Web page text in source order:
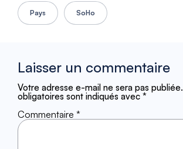
Pays SoHo
Laisser un commentaire
Votre adresse e-mail ne sera pas publiée.
obligatoires sont indiqués avec *
Commentaire *